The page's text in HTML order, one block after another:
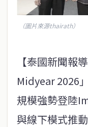
（圖片來源thairath）
【泰國新聞報
Midyear 2026
規模強勢登陸
與線下模式推